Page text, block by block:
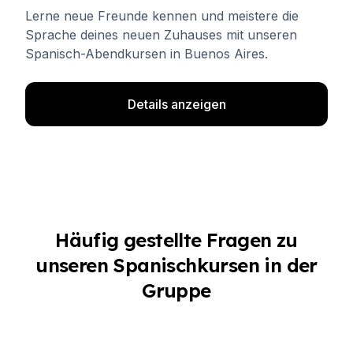
Lerne neue Freunde kennen und meistere die
Sprache deines neuen Zuhauses mit unseren
Spanisch-Abendkursen in Buenos Aires.
Details anzeigen
Häufig gestellte Fragen zu
unseren Spanischkursen in der
Gruppe